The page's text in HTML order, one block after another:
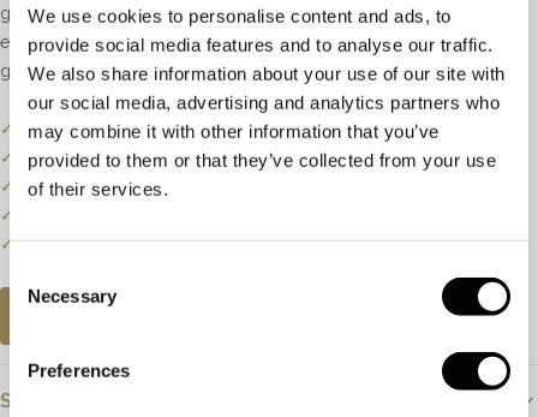
We use cookies to personalise content and ads, to
provide social media features and to analyse our traffic.
We also share information about your use of our site with
our social media, advertising and analytics partners who
may combine it with other information that you’ve
provided to them or that they’ve collected from your use
of their services.
Selection
Necessary
Preferences
gebaseerd op het model, breedte, ringmaat en het door u gekozen
edelmetaal. Alle ringen kunnen machinaal of met de hand
gegraveerd worden.
✓
Onze website dient als online etalage.
✓
Bel of mail ons voor de actuele voorraadstatus.
✓
Prijzen kunnen onderhevig zijn aan veranderingen.
✓
✓Bezoek onze winkel voor de volledige collectie.
Specificaties